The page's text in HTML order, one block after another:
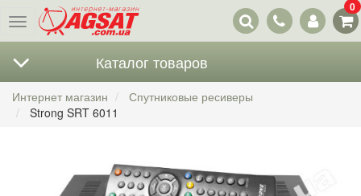
Меню
Наши
контакты
0
Каталог товаров
Интернет магазин
Спутниковые ресиверы
Strong SRT 6011